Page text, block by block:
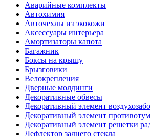
Аварийные комплекты
Автохимия
Авточехлы из экокожи
Аксессуары интерьера
Амортизаторы капота
Багажник
Боксы на крышу
Брызговики
Велокрепления
Дверные молдинги
Декоративные обвесы
Декоративный элемент
Декоративный элемент
Декоративный элемент решетки
Дефлектор заднего стекла